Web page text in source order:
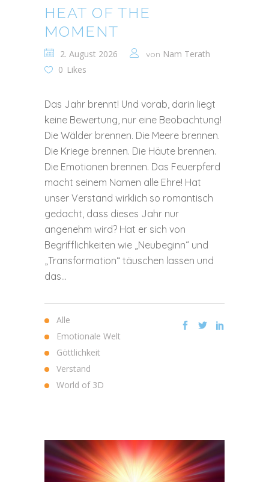
HEAT OF THE
MOMENT
2. August 2026 von Nam Terath
0 Likes
Das Jahr brennt! Und vorab, darin liegt
keine Bewertung, nur eine Beobachtung!
Die Wälder brennen. Die Meere brennen.
Die Kriege brennen. Die Häute brennen.
Die Emotionen brennen. Das Feuerpferd
macht seinem Namen alle Ehre! Hat
unser Verstand wirklich so romantisch
gedacht, dass dieses Jahr nur
angenehm wird? Hat er sich von
Begrifflichkeiten wie „Neubeginn“ und
„Transformation“ täuschen lassen und
das...
Alle
Emotionale Welt
Göttlichkeit
Verstand
World of 3D